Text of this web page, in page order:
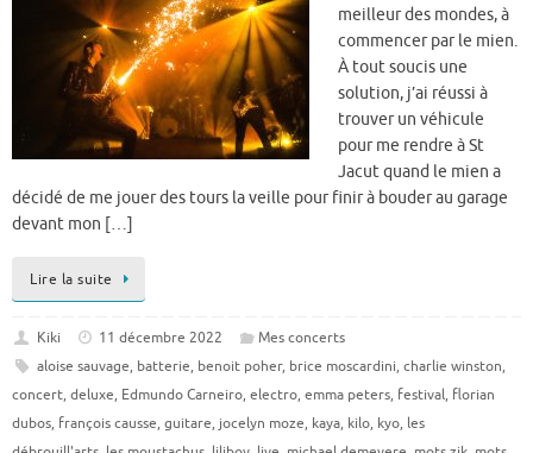
meilleur des mondes, à
commencer par le mien.
À tout soucis une
solution, j’ai réussi à
trouver un véhicule
pour me rendre à St
Jacut quand le mien a
décidé de me jouer des tours la veille pour finir à bouder au garage
devant mon […]
Lire la suite
Kiki 11 décembre 2022
Mes concerts
aloise sauvage, batterie, benoit poher, brice moscardini, charlie winston,
concert, deluxe, Edmundo Carneiro, electro, emma peters, festival, florian
dubos, françois causse, guitare, jocelyn moze, kaya, kilo, kyo, les